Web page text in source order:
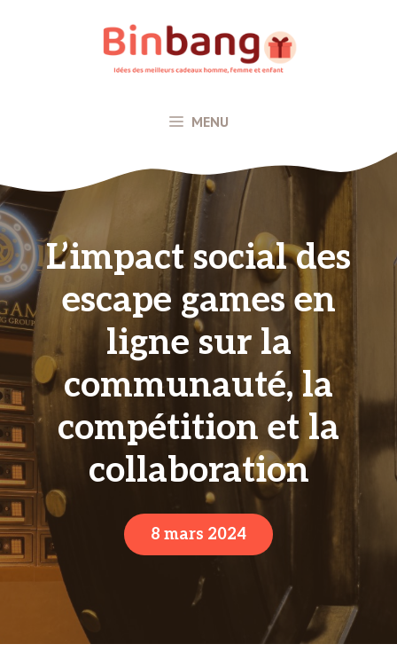
MENU
L’impact social des
escape games en
ligne sur la
communauté, la
compétition et la
collaboration
8 mars 2024